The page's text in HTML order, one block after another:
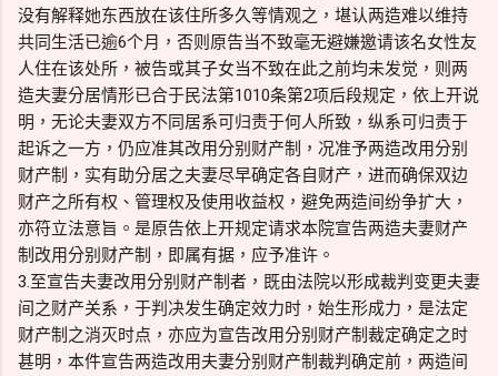
没有解释她东西放在该住所多久等情观之，堪认两造难以维持
共同生活已逾6个月，否则原告当不致毫无避嫌邀请该名女性友
人住在该处所，被告或其子女当不致在此之前均未发觉，则两
造夫妻分居情形已合于民法第1010条第2项后段规定，依上开说
明，无论夫妻双方不同居系可归责于何人所致，纵系可归责于
起诉之一方，仍应准其改用分别财产制，况准予两造改用分别
财产制，实有助分居之夫妻尽早确定各自财产，进而确保双边
财产之所有权、管理权及使用收益权，避免两造间纷争扩大，
亦符立法意旨。是原告依上开规定请求本院宣告两造夫妻财产
制改用分别财产制，即属有据，应予准许。
3.至宣告夫妻改用分别财产制者，既由法院以形成裁判变更夫妻
间之财产关系，于判决发生确定效力时，始生形成力，是法定
财产制之消灭时点，亦应为宣告改用分别财产制裁定确定之时
甚明，本件宣告两造改用夫妻分别财产制裁判确定前，两造间